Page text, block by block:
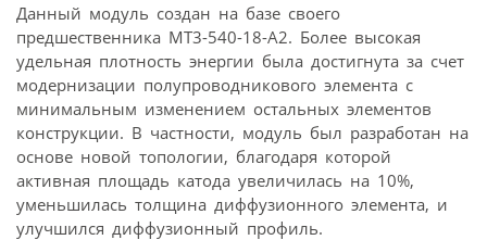
Данный модуль создан на базе своего
предшественника МТ3-540-18-А2. Более высокая
удельная плотность энергии была достигнута за счет
модернизации полупроводникового элемента с
минимальным изменением остальных элементов
конструкции. В частности, модуль был разработан на
основе новой топологии, благодаря которой
активная площадь катода увеличилась на 10%,
уменьшилась толщина диффузионного элемента, и
улучшился диффузионный профиль.